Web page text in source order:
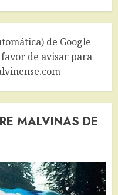
de Google
de avisar para
MALVINAS DE